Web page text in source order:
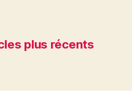
plus récents